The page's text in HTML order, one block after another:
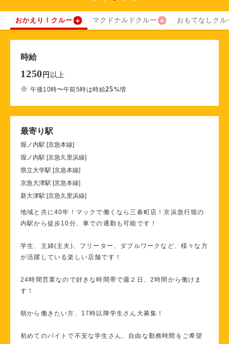
おかえり！クルー マクドナルドクルー おもてなしクル
時給
1250 円 以上
※午後10時〜午前5時は時給25%増
最寄り駅
堀ノ内駅 [京急本線]
堀ノ内駅 [京急久里浜線]
県立大学駅 [京急本線]
京急大津駅 [京急本線]
新大津駅 [京急久里浜線]
地域と共に40年！マックで働くなら三春町店！京浜急行堀の
内駅から徒歩10分、車での通勤も可能です！
学生、主婦(主夫)、フリーター、ダブルワークなど、様々な方
が活躍している楽しい店舗です！
24時間営業なので好きな時間帯で週２日、2時間から働けま
す！
朝から働きたい方、17時以降学生さん大募集！
初めてのバイトで不安な学生さん、自由な勤務時間をご希望